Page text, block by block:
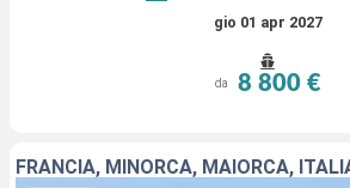
gio 01 apr 2027
da 8 800 €
FRANCIA, MINORCA, MAIORCA,